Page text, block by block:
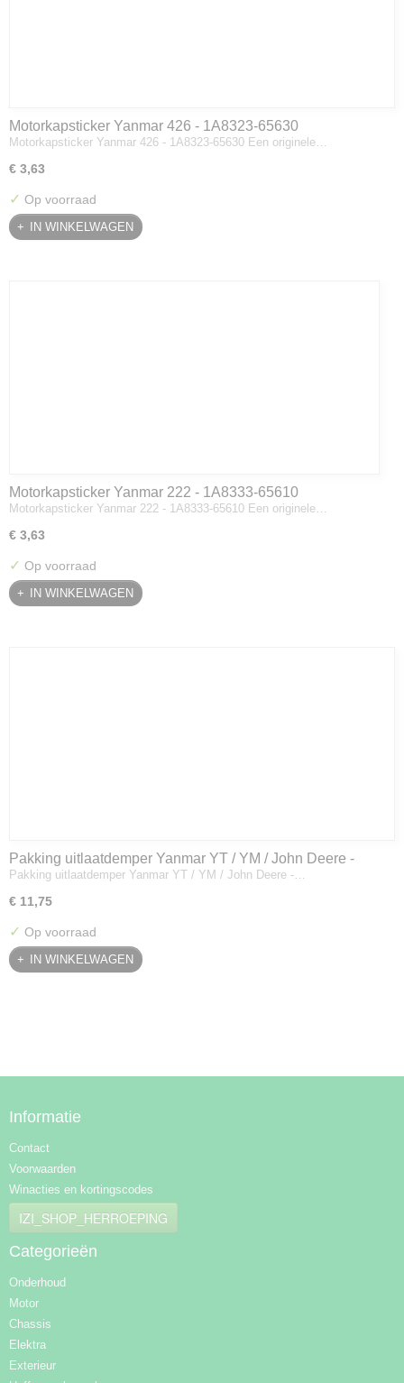
Motorkapsticker Yanmar 426 - 1A8323-65630
Motorkapsticker Yanmar 426 - 1A8323-65630 Een originele…
€ 3,63
✓ Op voorraad
IN WINKELWAGEN
Motorkapsticker Yanmar 222 - 1A8333-65610
Motorkapsticker Yanmar 222 - 1A8333-65610 Een originele…
€ 3,63
✓ Op voorraad
IN WINKELWAGEN
Pakking uitlaatdemper Yanmar YT / YM / John Deere -
128300-13230
Pakking uitlaatdemper Yanmar YT / YM / John Deere -…
€ 11,75
✓ Op voorraad
IN WINKELWAGEN
Informatie
Contact
Voorwaarden
Winacties en kortingscodes
IZI_SHOP_HERROEPING
Categorieën
Onderhoud
Motor
Chassis
Elektra
Exterieur